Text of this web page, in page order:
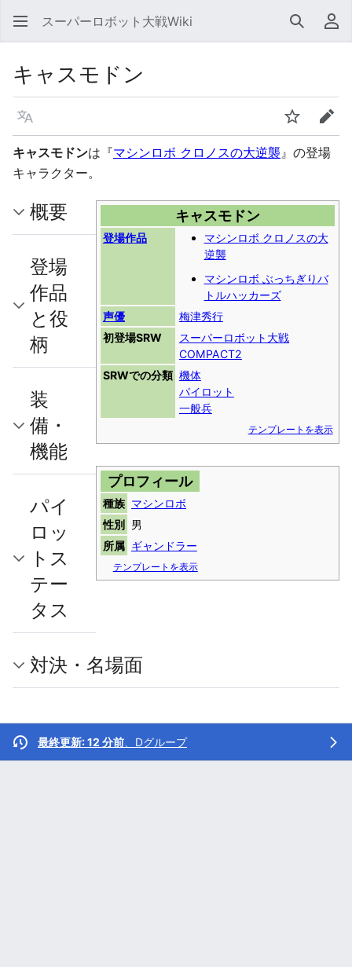
スーパーロボット大戦Wiki 検索 利
キャスモドン
言語 ウォッチ編集
キャスモドンは『マシンロボ クロノスの大逆襲』の登場
キャラクター。
キャスモドン
登場作品
マシンロボ クロノスの大
逆襲
マシンロボ ぶっちぎりバ
トルハッカーズ
声優
梅津秀行
初登場SRW
スーパーロボット大戦
COMPACT2
SRWでの分類 機体
パイロット
一般兵
テンプレートを表示
プロフィール
種族 マシンロボ
性別 男
所属 ギャンドラー
テンプレートを表示
概要
登場
作品
と役
柄
装
備・
機能
パイ
ロッ
トス
テー
タス
対決・名場面
最終更新: 12 分前 Dグループ